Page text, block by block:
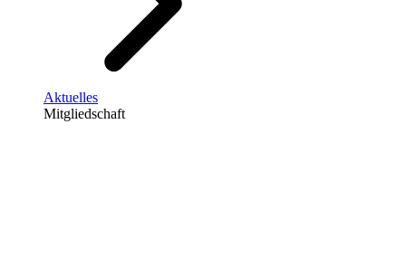
Aktuelles
Mitgliedschaft